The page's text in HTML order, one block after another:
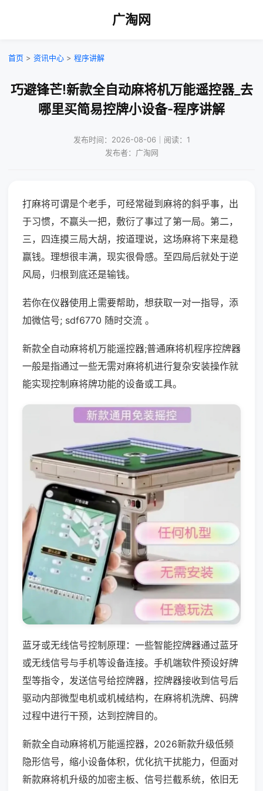
广淘网
首页 > 资讯中心 > 程序讲解
巧避锋芒!新款全自动麻将机万能遥控器_去
哪里买简易控牌小设备-程序讲解
发布时间：2026-08-06｜阅读：1
发布者：广淘网
打麻将可谓是个老手，可经常碰到麻将的斜乎事，出
于习惯，不赢头一把，敷衍了事过了第一局。第二，
三，四连摸三局大胡，按道理说，这场麻将下来是稳
赢钱。理想很丰满，现实很骨感。至四局后就处于逆
风局，归根到底还是输钱。
若你在仪器使用上需要帮助，想获取一对一指导，添
加微信号; sdf6770 随时交流 。
新款全自动麻将机万能遥控器;普通麻将机程序控牌器
一般是指通过一些无需对麻将机进行复杂安装操作就
能实现控制麻将牌功能的设备或工具。
蓝牙或无线信号控制原理：一些智能控牌器通过蓝牙
或无线信号与手机等设备连接。手机端软件预设好牌
型等指令，发送信号给控牌器，控牌器接收到信号后
驱动内部微型电机或机械结构，在麻将机洗牌、码牌
过程中进行干预，达到控牌目的。
新款全自动麻将机万能遥控器，2026新款升级低频
隐形信号，缩小设备体积，优化抗干扰能力，但面对
新款麻将机升级的加密主板、信号拦截系统，依旧无